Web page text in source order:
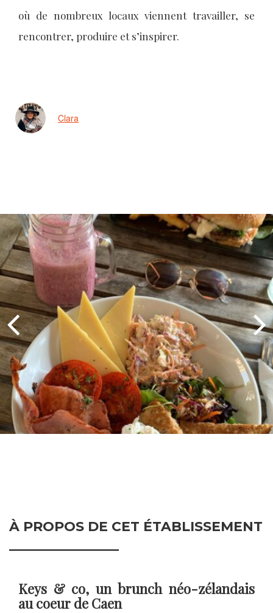
où de nombreux locaux viennent travailler, se
rencontrer, produire et s’inspirer.
Clara
À PROPOS DE CET ÉTABLISSEMENT
Keys & co, un brunch néo-zélandais
au coeur de Caen